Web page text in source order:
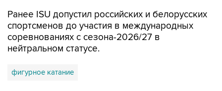
Ранее ISU допустил российских и белорусских
спортсменов до участия в международных
соревнованиях с сезона-2026/27 в
нейтральном статусе.
фигурное катание